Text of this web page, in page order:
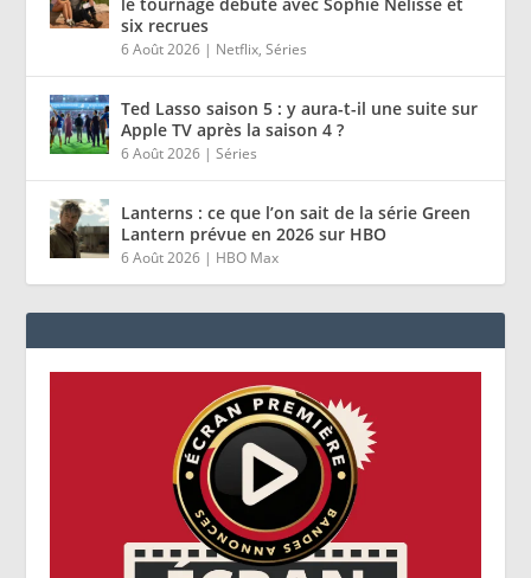
six recrues
6 Août 2026 | Netflix,Séries
Ted Lasso saison 5 : y aura-t-il une suite sur
Apple TV après la saison 4 ?
6 Août 2026 |Séries
Lanterns : ce que l’on sait de la série Green
Lantern prévue en 2026 sur HBO
6 Août 2026 | HBO Max